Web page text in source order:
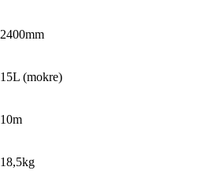
2400mm
15L (mokre)
10m
18,5kg